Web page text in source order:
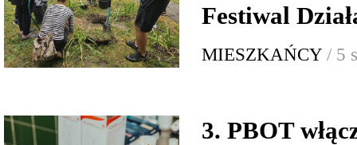
Festiwal
MIESZKAŃCY / 5
3. PBOT